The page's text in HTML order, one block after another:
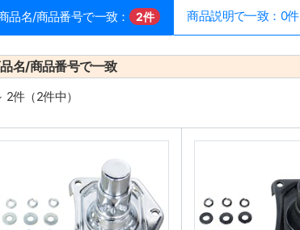
品名/商品番号で一致： 2件 商品説明で一致：0件
名/商品番号で一致
2件（2件中）